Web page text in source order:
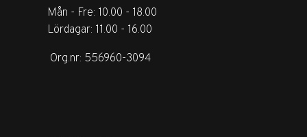
Mån - Fre: 10.00 - 18.00
Lördagar: 11.00 - 16.00
Org.nr: 556960-3094